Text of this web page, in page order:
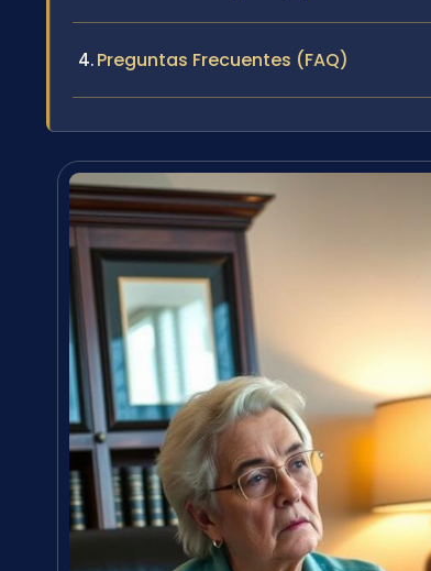
Preguntas Frecuentes (FAQ)